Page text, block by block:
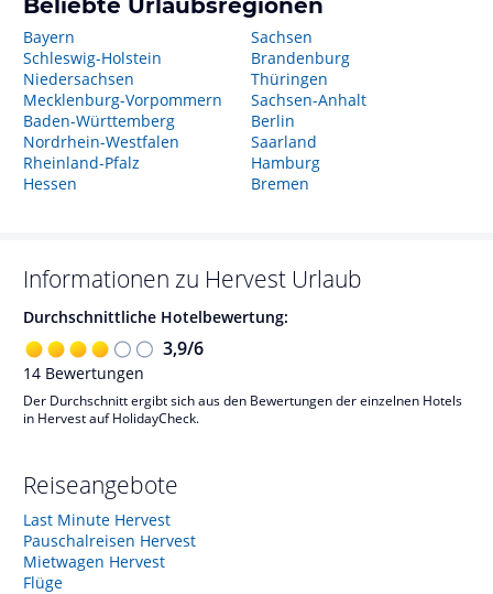
Beliebte Urlaubsregionen
Bayern
Schleswig-Holstein
Niedersachsen
Mecklenburg-Vorpommern
Baden-Württemberg
Nordrhein-Westfalen
Rheinland-Pfalz
Hessen
Sachsen
Brandenburg
Thüringen
Sachsen-Anhalt
Berlin
Saarland
Hamburg
Bremen
Informationen zu Hervest Urlaub
Durchschnittliche Hotelbewertung:
3,9/6
14 Bewertungen
Der Durchschnitt ergibt sich aus den Bewertungen der einzelnen Hotels
in Hervest auf HolidayCheck.
Reiseangebote
Last Minute Hervest
Pauschalreisen Hervest
Mietwagen Hervest
Flüge